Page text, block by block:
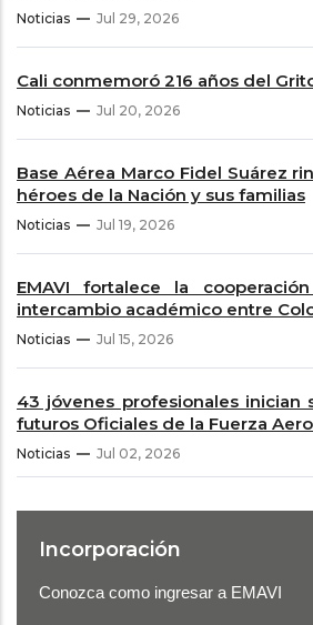
Noticias Jul 29, 2026
Cali conmemoró 216 años del
Noticias Jul 20, 2026
Base Aérea Marco Fidel Suárez
héroes de la Nación y sus familias
Noticias Jul 19, 2026
EMAVI fortalece la
intercambio académico entre
Noticias Jul 15, 2026
43 jóvenes profesionales inician
futuros Oficiales de la Fuerza
Noticias Jul 02, 2026
Incorporación
Conozca como ingresar a EMAVI